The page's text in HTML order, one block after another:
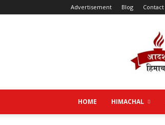
Advertisement Blog
HOME HIMACHAL